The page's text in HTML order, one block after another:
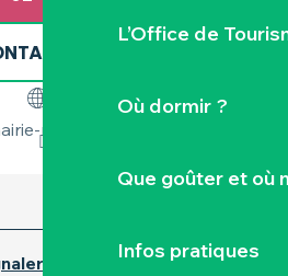
L’Office de
Où dormir ?
Que goûter et où
Infos pratiques
NOUS
monnieres.fr
une erreur